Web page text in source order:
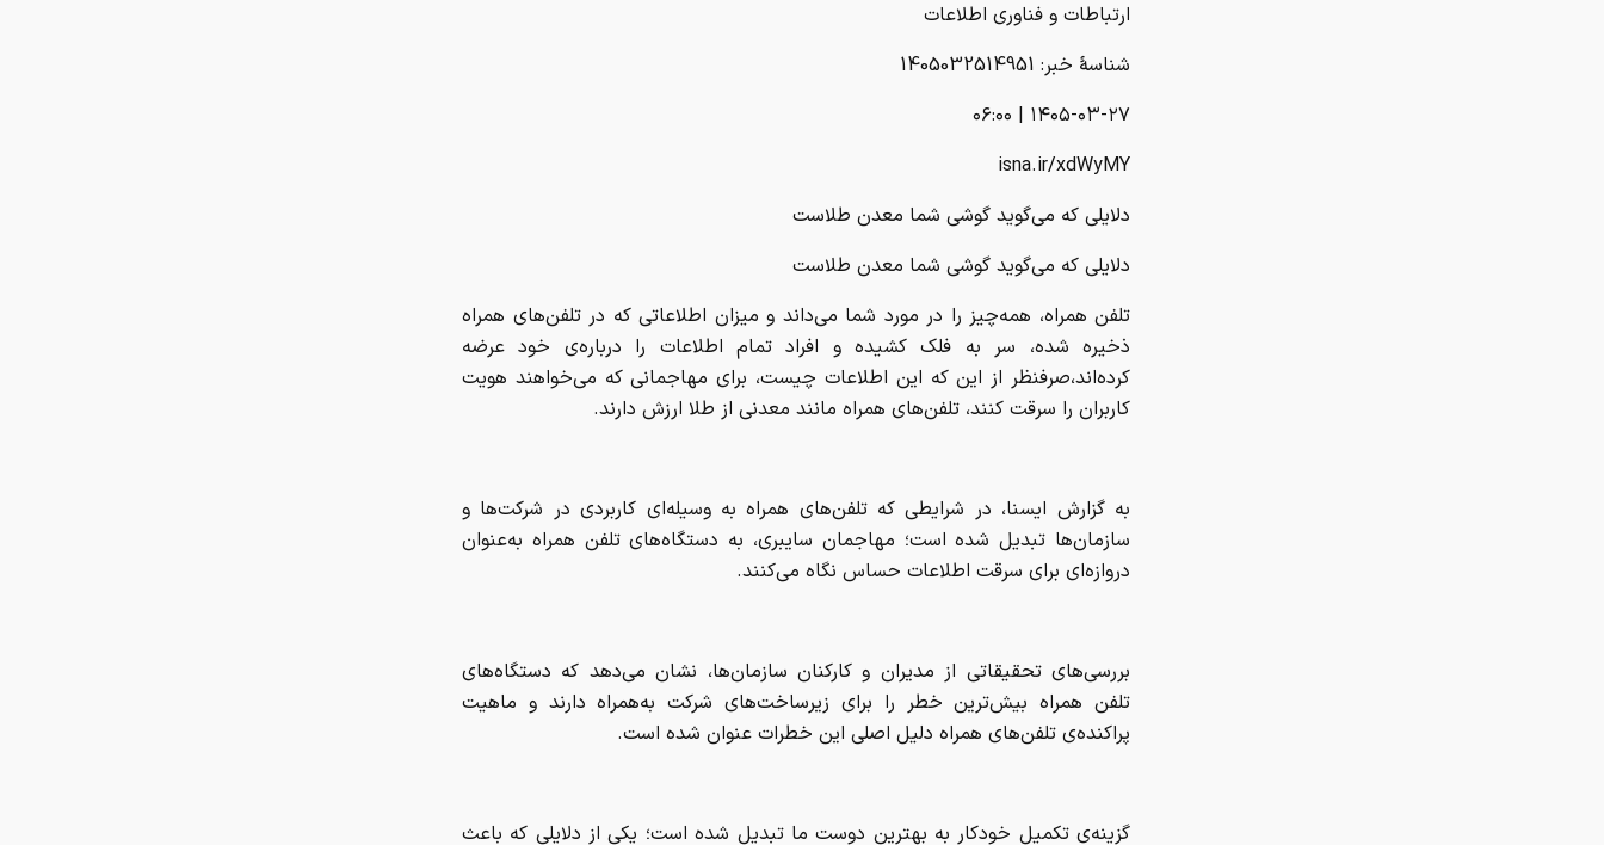
ارتباطات و فناوری اطلاعات
شناسهٔ خبر: 1405032514951
۱۴۰۵-۰۳-۲۷ | ۰۶:۰۰
isna.ir/xdWyMY
دلایلی که می‌گوید گوشی‌ شما معدن طلاست
دلایلی که می‌گوید گوشی‌ شما معدن طلاست
تلفن همراه، همه‌چیز را در مورد شما می‌داند و میزان اطلاعاتی که در تلفن‌های همراه
ذخیره شده، سر به فلک کشیده و افراد تمام اطلاعات را درباره‌ی خود عرضه
کرده‌اند،صرفنظر از این که این اطلاعات چیست، برای مهاجمانی که می‌خواهند هویت
کاربران را سرقت کنند، تلفن‌های همراه مانند معدنی از طلا ارزش دارند.
به گزارش ایسنا، در شرایطی که تلفن‌های همراه به وسیله‌ای کاربردی در شرکت‌ها و
سازمان‌ها تبدیل شده است؛ مهاجمان سایبری، به دستگاه‌های تلفن همراه به‌عنوان
دروازه‌ای برای سرقت اطلاعات حساس نگاه می‌کنند.
بررسی‌های تحقیقاتی از مدیران و کارکنان سازمان‌ها، نشان می‌دهد که دستگاه‌های
تلفن همراه بیش‌ترین خطر را برای زیرساخت‌های شرکت به‌همراه دارند و ماهیت
پراکنده‌ی تلفن‌های همراه دلیل اصلی این خطرات عنوان شده است.
گزینه‌ی تکمیل خودکار به بهترین دوست ما تبدیل شده است؛ یکی از دلایلی که باعث